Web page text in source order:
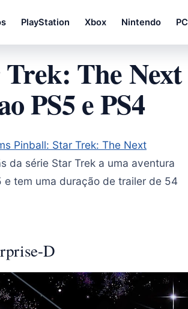
PlayStation Xbox Nintendo PC
The Next
PS5 e PS4
Pinball: Star Trek: The Next
da série Star Trek a uma aventura
e tem uma duração de trailer de 54
D